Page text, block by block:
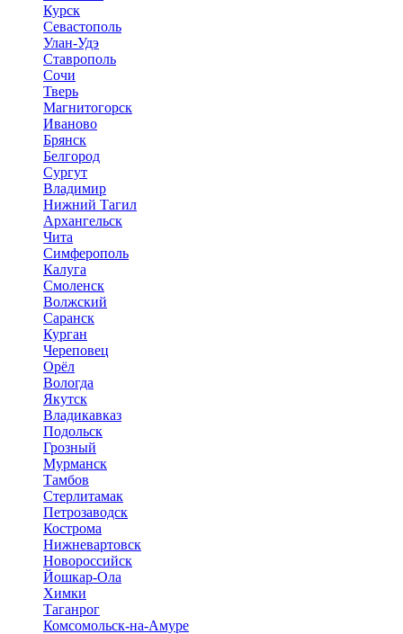
Курск
Севастополь
Улан-Удэ
Ставрополь
Сочи
Тверь
Магнитогорск
Иваново
Брянск
Белгород
Сургут
Владимир
Нижний Тагил
Архангельск
Чита
Симферополь
Калуга
Смоленск
Волжский
Саранск
Курган
Череповец
Орёл
Вологда
Якутск
Владикавказ
Подольск
Грозный
Мурманск
Тамбов
Стерлитамак
Петрозаводск
Кострома
Нижневартовск
Новороссийск
Йошкар-Ола
Химки
Таганрог
Комсомольск-на-Амуре